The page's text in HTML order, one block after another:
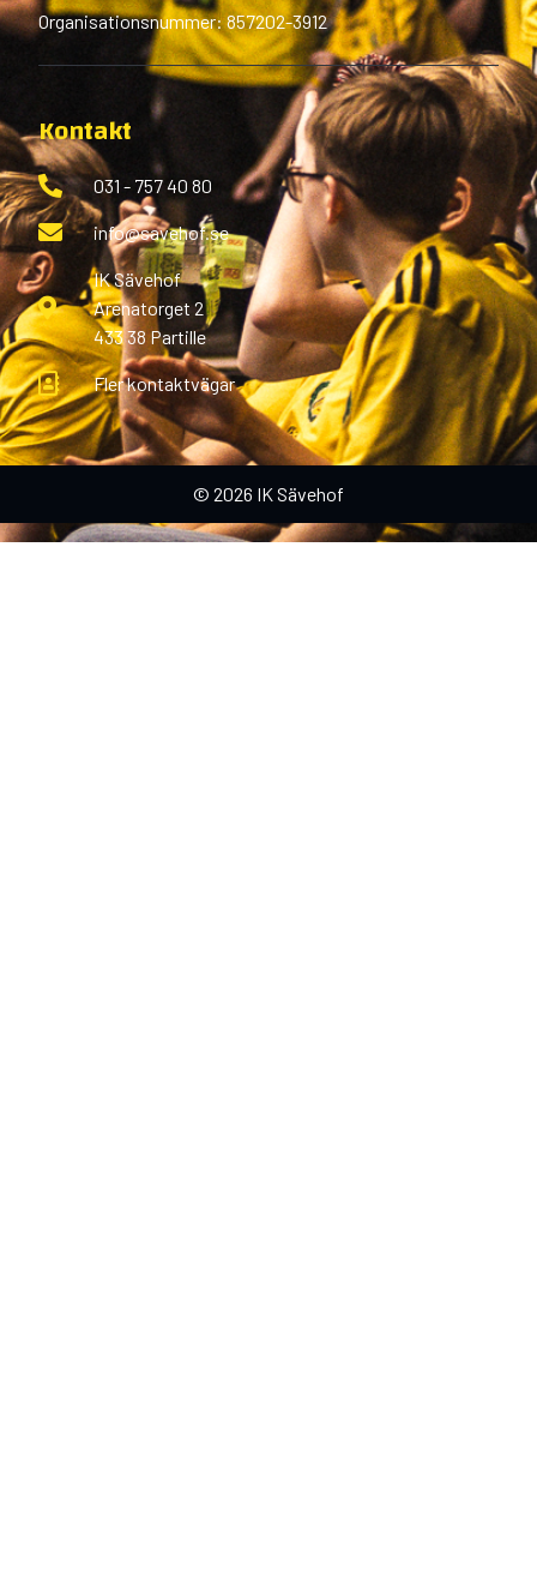
Organisationsnummer: 857202-3912
Kontakt
031 - 757 40 80
info@savehof.se
IK Sävehof
Arenatorget 2
433 38 Partille
Fler kontaktvägar
© 2026 IK Sävehof